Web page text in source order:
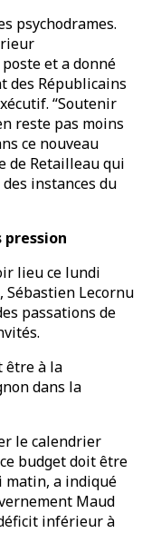
psychodrames.
et a donné
des Républicains
“Soutenir
reste pas moins
ce nouveau
de Retailleau qui
instances du
pression
lieu ce lundi
Sébastien Lecornu
passations de
être à la
dans la
le calendrier
budget doit être
matin, a indiqué
Maud
inférieur à